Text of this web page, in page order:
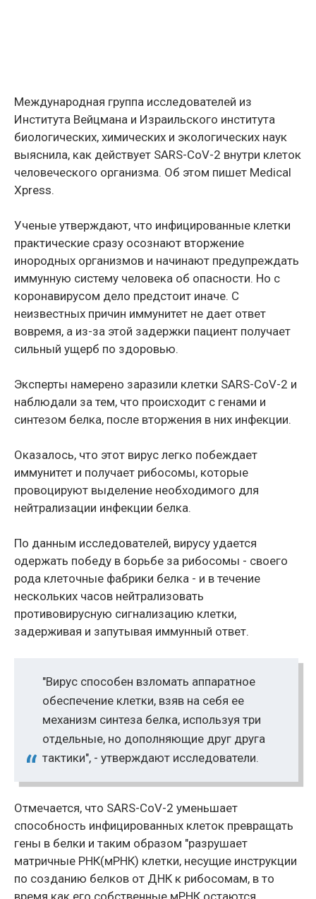
Международная группа исследователей из
Института Вейцмана и Израильского института
биологических, химических и экологических наук
выяснила, как действует SARS-CoV-2 внутри клеток
человеческого организма. Об этом пишет Medical
Xpress.
Ученые утверждают, что инфицированные клетки
практические сразу осознают вторжение
инородных организмов и начинают предупреждать
иммунную систему человека об опасности. Но с
коронавирусом дело предстоит иначе. С
неизвестных причин иммунитет не дает ответ
вовремя, а из-за этой задержки пациент получает
сильный ущерб по здоровью.
Эксперты намерено заразили клетки SARS-CoV-2 и
наблюдали за тем, что происходит с генами и
синтезом белка, после вторжения в них инфекции.
Оказалось, что этот вирус легко побеждает
иммунитет и получает рибосомы, которые
провоцируют выделение необходимого для
нейтрализации инфекции белка.
По данным исследователей, вирусу удается
одержать победу в борьбе за рибосомы - своего
рода клеточные фабрики белка - и в течение
нескольких часов нейтрализовать
противовирусную сигнализацию клетки,
задерживая и запутывая иммунный ответ.
"Вирус способен взломать аппаратное
обеспечение клетки, взяв на себя ее
механизм синтеза белка, используя три
отдельные, но дополняющие друг друга
тактики", - утверждают исследователи.
Отмечается, что SARS-CoV-2 уменьшает
способность инфицированных клеток превращать
гены в белки и таким образом "разрушает
матричные РНК(мРНК) клетки, несущие инструкции
по созданию белков от ДНК к рибосомам, в то